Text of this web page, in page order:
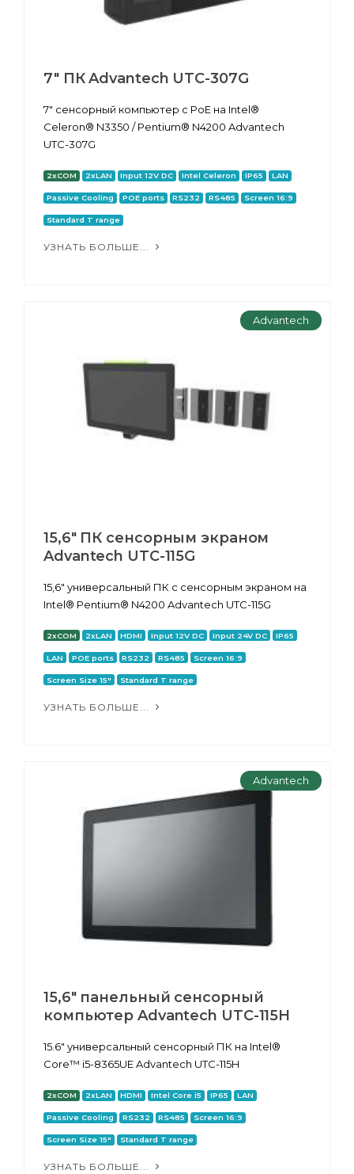
7" ПК Advantech UTC-307G
7" сенсорный компьютер с PoE на Intel®
Celeron® N3350 / Pentium® N4200 Advantech
UTC-307G
2xCOM 2xLAN Input 12V DC Intel Celeron IP65 LAN
Passive Cooling POE ports RS232 RS485 Screen 16:9
Standard T range
УЗНАТЬ БОЛЬШЕ...
Advantech
15,6" ПК сенсорным экраном
Advantech UTC-115G
15,6" универсальный ПК с сенсорным экраном на
Intel® Pentium® N4200 Advantech UTC-115G
2xCOM 2xLAN HDMI Input 12V DC Input 24V DC IP65
LAN POE ports RS232 RS485 Screen 16:9
Screen Size 15" Standard T range
УЗНАТЬ БОЛЬШЕ...
Advantech
15,6" панельный сенсорный
компьютер Advantech UTC-115H
15.6" универсальный сенсорный ПК на Intel®
Core™ i5-8365UE Advantech UTC-115H
2xCOM 2xLAN HDMI Intel Core i5 IP65 LAN
Passive Cooling RS232 RS485 Screen 16:9
Screen Size 15" Standard T range
УЗНАТЬ БОЛЬШЕ...